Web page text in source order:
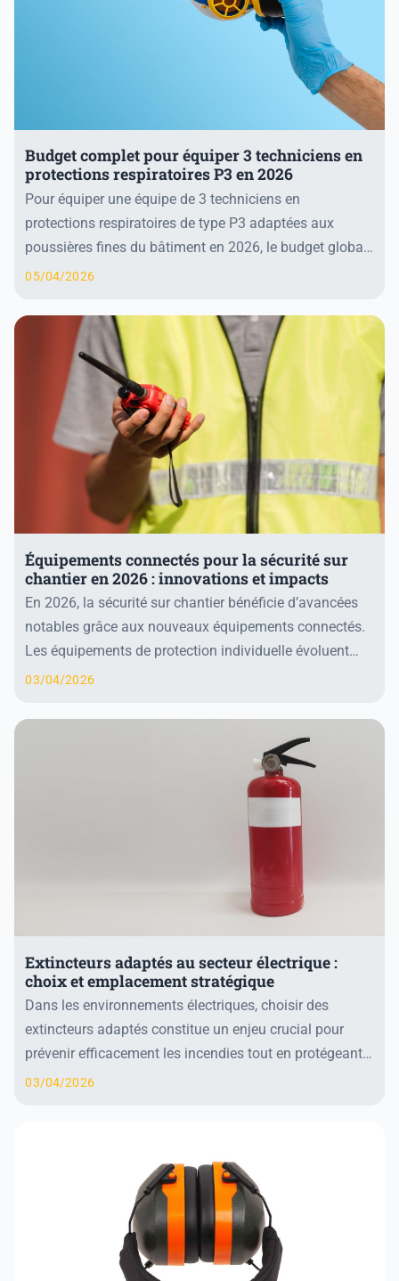
Budget complet pour équiper 3 techniciens en
protections respiratoires P3 en 2026
Pour équiper une équipe de 3 techniciens en
protections respiratoires de type P3 adaptées aux
poussières fines du bâtiment en 2026, le budget global
s’établit entre 1 200 € et 3 000 €. Cette estimatio...
05/04/2026
Équipements connectés pour la sécurité sur
chantier en 2026 : innovations et impacts
En 2026, la sécurité sur chantier bénéficie d’avancées
notables grâce aux nouveaux équipements connectés.
Les équipements de protection individuelle évoluent
avec des capteurs intégrés qui permettent ...
03/04/2026
Extincteurs adaptés au secteur électrique :
choix et emplacement stratégique
Dans les environnements électriques, choisir des
extincteurs adaptés constitue un enjeu crucial pour
prévenir efficacement les incendies tout en protégeant
les équipements sensibles. Les extincteurs a...
03/04/2026